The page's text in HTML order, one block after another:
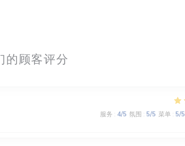
的顾客评分
服务 : 4/5 氛围 : 5/5 菜单 : 5/5